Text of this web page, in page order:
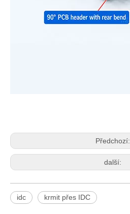
Předchozí:
další:
idc krmit přes IDC